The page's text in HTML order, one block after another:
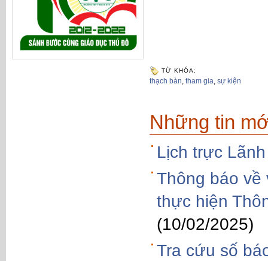
TỪ KHÓA:
thạch bàn, tham gia, sự kiện
Những tin
Lịch trực
Thông báo về
thực hiện
(10/02/2025)
Tra cứu số